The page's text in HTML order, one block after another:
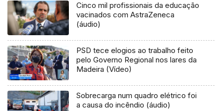
Cinco mil profissionais da educação
vacinados com AstraZeneca
(áudio)
PSD tece elogios ao trabalho feito
pelo Governo Regional nos lares da
Madeira (Vídeo)
Sobrecarga num quadro elétrico foi
a causa do incêndio (áudio)